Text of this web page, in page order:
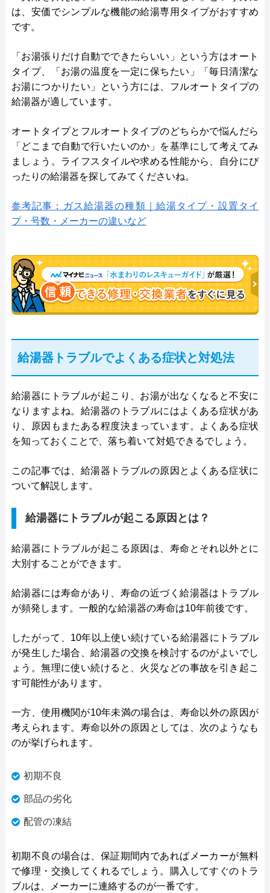
は、安価でシンプルな機能の給湯専用タイプがおすすめ
です。
「お湯張りだけ自動でできたらいい」という方はオート
タイプ、「お湯の温度を一定に保ちたい」「毎日清潔な
お湯につかりたい」という方には、フルオートタイプの
給湯器が適しています。
オートタイプとフルオートタイプのどちらかで悩んだら
「どこまで自動で行いたいのか」を基準にして考えてみ
ましょう。ライフスタイルや求める性能から、自分にぴ
ったりの給湯器を探してみてくださいね。
参考記事：ガス給湯器の種類｜給湯タイプ・設置タイ
プ・号数・メーカーの違いなど
給湯器トラブルでよくある症状と対処法
給湯器にトラブルが起こり、お湯が出なくなると不安に
なりますよね。給湯器のトラブルにはよくある症状があ
り、原因もまたある程度決まっています。よくある症状
を知っておくことで、落ち着いて対処できるでしょう。
この記事では、給湯器トラブルの原因とよくある症状に
ついて解説します。
給湯器にトラブルが起こる原因とは？
給湯器にトラブルが起こる原因は、寿命とそれ以外とに
大別することができます。
給湯器には寿命があり、寿命の近づく給湯器はトラブル
が頻発します。一般的な給湯器の寿命は10年前後です。
したがって、10年以上使い続けている給湯器にトラブル
が発生した場合、給湯器の交換を検討するのがよいでし
ょう。無理に使い続けると、火災などの事故を引き起こ
す可能性があります。
一方、使用機関が10年未満の場合は、寿命以外の原因が
考えられます。寿命以外の原因としては、次のようなも
のが挙げられます。
初期不良
部品の劣化
配管の凍結
初期不良の場合は、保証期間内であればメーカーが無料
で修理・交換してくれるでしょう。購入してすぐのトラ
ブルは、メーカーに連絡するのが一番です。